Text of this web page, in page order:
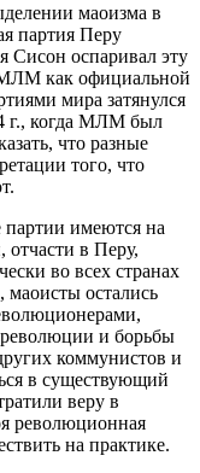
маоизма в
партия Перу
Сисон оспаривал эту
МЛМ как официальной
мира затянулся
г., когда МЛМ был
что разные
того, что
партии имеются на
в Перу,
во всех странах
остались
революции и борьбы
коммунистов и
в существующий
веру в
революционная
на практике.